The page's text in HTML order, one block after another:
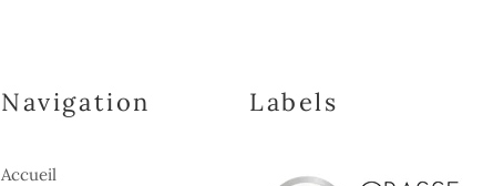
Navigation
Accueil
Labels